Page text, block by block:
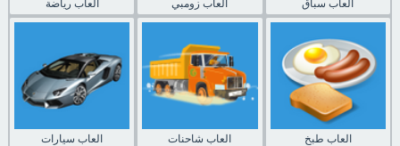
العاب رياضة العاب زومبي العاب سباق
العاب سيارات العاب شاحنات العاب طبخ